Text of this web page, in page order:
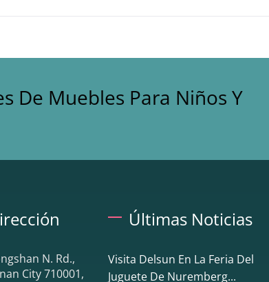
De Muebles Para Niños Y
N. Rd.,
City 710001,
Últimas Noticias
Visita Delsun En La Feria Del
Juguete De Nuremberg...